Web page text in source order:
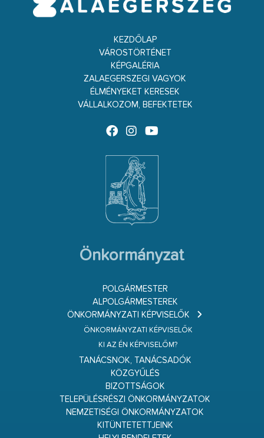
KEZDŐLAP
VÁROSTÖRTÉNET
KÉPGALÉRIA
ZALAEGERSZEGI VAGYOK
ÉLMÉNYEKET KERESEK
VÁLLALKOZOM, BEFEKTETEK
Önkormányzat
POLGÁRMESTER
ALPOLGÁRMESTEREK
ÖNKORMÁNYZATI KÉPVISELŐK
ÖNKORMÁNYZATI KÉPVISELŐK
KI AZ ÉN KÉPVISELŐM?
TANÁCSNOK, TANÁCSADÓK
KÖZGYŰLÉS
BIZOTTSÁGOK
TELEPÜLÉSRÉSZI ÖNKORMÁNYZATOK
NEMZETISÉGI ÖNKORMÁNYZATOK
KITÜNTETETTJEINK